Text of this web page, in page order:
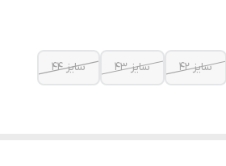
سایز ۴۲ سایز ۴۳ سایز ۴۴